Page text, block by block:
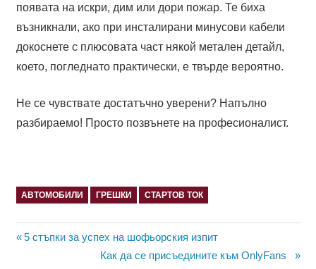
появата на искри, дим или дори пожар. Те биха
възникнали, ако при инсталирани минусови кабели
докоснете с плюсовата част някой метален детайл,
което, погледнато практически, е твърде вероятно.
Не се чувствате достатъчно уверени? Напълно
разбираемо! Просто позвънете на професионалист.
АВТОМОБИЛИ ГРЕШКИ СТАРТОВ ТОК
Навигация
Previous
5 стъпки за успех на шофьорския изпит
Next
Как да се присъедините към OnlyFans